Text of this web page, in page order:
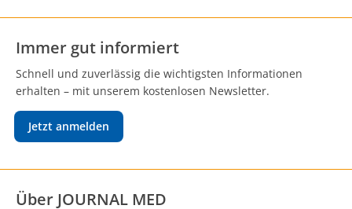
Immer gut informiert
Schnell und zuverlässig die wichtigsten Informationen
erhalten – mit unserem kostenlosen Newsletter.
Jetzt anmelden
Über JOURNAL MED